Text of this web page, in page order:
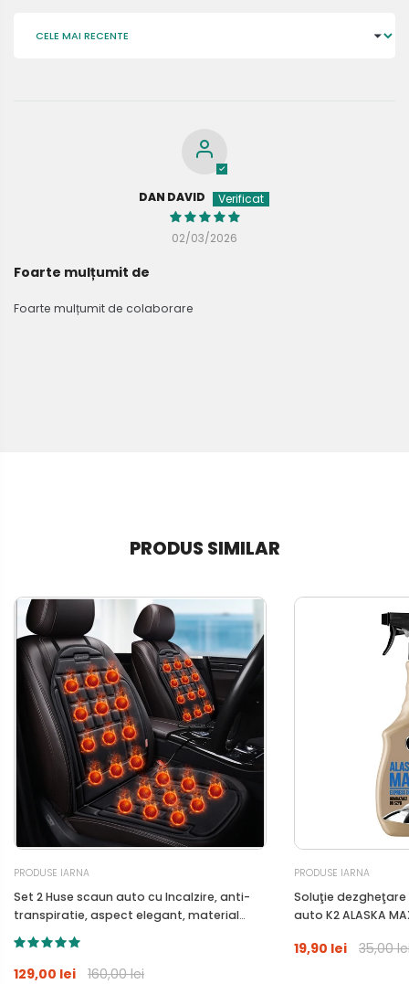
SORT BY
02/03/2026
DAN DAVID
Foarte mulțumit de
Foarte mulțumit de colaborare
PRODUS SIMILAR
PRODUSE IARNA
Set 2 Huse scaun auto cu Incalzire, anti-
transpiratie, aspect elegant, material
respirabil, 2 trepte de putere, 12V
129,00 lei 160,00 lei
PRODUSE IARNA
Soluţie
auto K2 ALASKA
19,90 lei 35,00